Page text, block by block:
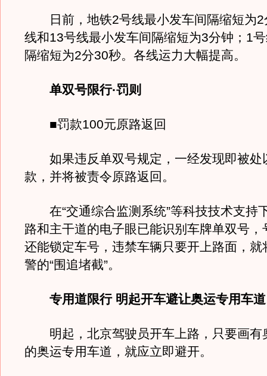
日前，地铁2号线最小发车间隔缩短为2
线和13号线最小发车间隔缩短为3分钟；1
隔缩短为2分30秒。各线运力大幅提高。
单双号限行·罚则
■罚款100元原路返回
如果违反单双号规定，一经发现即被处
款，并将被责令原路返回。
在“交通综合监测系统”等科技技术支持
路和主干道的电子眼已能识别车牌单双号，
还能锁定车号，违禁车辆只要开上路面，就
警的“围追堵截”。
专用道限行 明起开车避让奥运专用车道
明起，北京驾驶员开车上路，只要画有
的奥运专用车道，就应立即避开。